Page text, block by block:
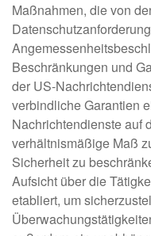
Maßnahmen, die von
Beschränkungen und
der US-
verbindliche Garantien
Nachrichtendienste auf
verhältnismäßige Maß
Sicherheit zu
Aufsicht über die
etabliert, um